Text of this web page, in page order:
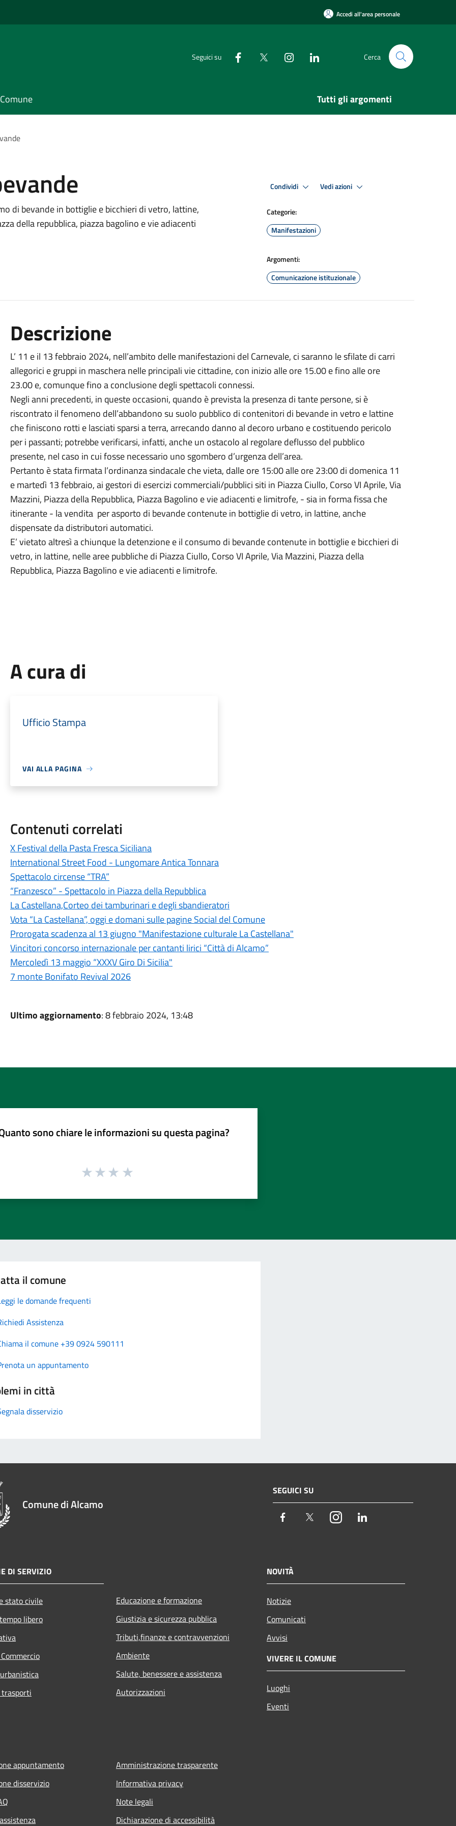
Accedi all'area personale
Seguici su Cerca
Tutti gli argomenti
di bevande in bottiglie e bicchieri di vetro, lattine,
della repubblica, piazza bagolino e vie adiacenti
Condividi Vedi azioni
Categorie:
Manifestazioni
Argomenti:
Comunicazione istituzionale
Descrizione
L’ 11 e il 13 febbraio 2024, nell’ambito delle manifestazioni del Carnevale, ci saranno le sfilate di carri
allegorici e gruppi in maschera nelle principali vie cittadine, con inizio alle ore 15.00 e fino alle ore
23.00 e, comunque fino a conclusione degli spettacoli connessi.
Negli anni precedenti, in queste occasioni, quando è prevista la presenza di tante persone, si è
riscontrato il fenomeno dell’abbandono su suolo pubblico di contenitori di bevande in vetro e lattine
che finiscono rotti e lasciati sparsi a terra, arrecando danno al decoro urbano e costituendo pericolo
per i passanti; potrebbe verificarsi, infatti, anche un ostacolo al regolare deflusso del pubblico
presente, nel caso in cui fosse necessario uno sgombero d’urgenza dell’area.
Pertanto è stata firmata l’ordinanza sindacale che vieta, dalle ore 15:00 alle ore 23:00 di domenica 11
e martedì 13 febbraio, ai gestori di esercizi commerciali/pubblici siti in Piazza Ciullo, Corso VI Aprile, Via
Mazzini, Piazza della Repubblica, Piazza Bagolino e vie adiacenti e limitrofe, - sia in forma fissa che
itinerante - la vendita per asporto di bevande contenute in bottiglie di vetro, in lattine, anche
dispensate da distributori automatici.
E’ vietato altresì a chiunque la detenzione e il consumo di bevande contenute in bottiglie e bicchieri di
vetro, in lattine, nelle aree pubbliche di Piazza Ciullo, Corso VI Aprile, Via Mazzini, Piazza della
Repubblica, Piazza Bagolino e vie adiacenti e limitrofe.
A cura di
Ufficio Stampa
VAI ALLA PAGINA
Contenuti correlati
X Festival della Pasta Fresca Siciliana
International Street Food - Lungomare Antica Tonnara
Spettacolo circense “TRA”
“Franzesco” - Spettacolo in Piazza della Repubblica
La Castellana,Corteo dei tamburinari e degli sbandieratori
Vota “La Castellana”, oggi e domani sulle pagine Social del Comune
Prorogata scadenza al 13 giugno "Manifestazione culturale La Castellana"
Vincitori concorso internazionale per cantanti lirici “Città di Alcamo”
Mercoledì 13 maggio “XXXV Giro Di Sicilia"
7 monte Bonifato Revival 2026
Ultimo aggiornamento: 8 febbraio 2024, 13:48
sono chiare le informazioni su questa pagina?
il comune
le domande frequenti
Assistenza
il comune +39 0924 590111
un appuntamento
in città
disservizio
Comune di Alcamo
SEGUICI SU
Facebook TwitterInstagram
DI SERVIZIO
stato civile
libero
Educazione e formazione
Giustizia e sicurezza pubblica
Tributi,finanze e contravvenzioni
Ambiente
Salute, benessere e assistenza
Autorizzazioni
NOVITÀ
Notizie
Comunicati
Avvisi
VIVERE IL COMUNE
Luoghi
Eventi
appuntamento
disservizio
Amministrazione trasparente
Informativa privacy
Note legali
Dichiarazione di accessibilità